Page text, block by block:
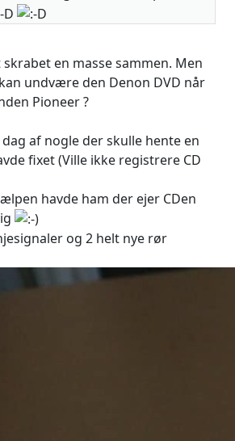
en masse sammen. Men
undvære den Denon DVD når
Pioneer ?
dag af nogle der skulle hente en
fixet (Ville ikke registrere CD
havde ham der ejer CDen
og 2 helt nye rør